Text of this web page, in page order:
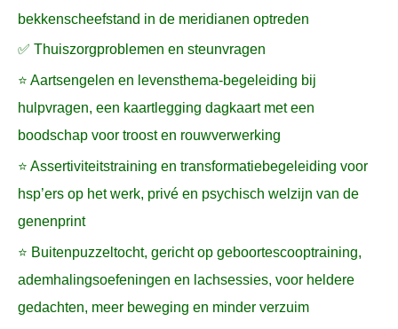
bekkenscheefstand in de meridianen optreden
✅ Thuiszorgproblemen en steunvragen
⭐ Aartsengelen en levensthema-begeleiding bij
hulpvragen, een kaartlegging dagkaart met een
boodschap voor troost en rouwverwerking
⭐ Assertiviteitstraining en transformatiebegeleiding voor
hsp’ers op het werk, privé en psychisch welzijn van de
genenprint
⭐ Buitenpuzzeltocht, gericht op geboortescooptraining,
ademhalingsoefeningen en lachsessies, voor heldere
gedachten, meer beweging en minder verzuim